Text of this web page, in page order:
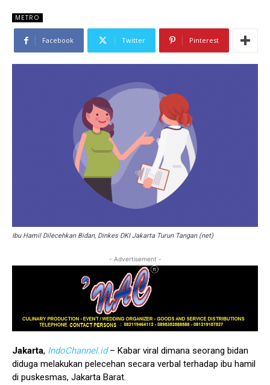
METRO
Facebook Twitter Pinterest
Ibu Hamil Dilecehkan Bidan, Dinkes DKI Jakarta Turun Tangan (net)
- Advertisement -
Jakarta, IndoChannel.id – Kabar viral dimana seorang bidan
diduga melakukan pelecehan secara verbal terhadap ibu hamil
di puskesmas, Jakarta Barat.